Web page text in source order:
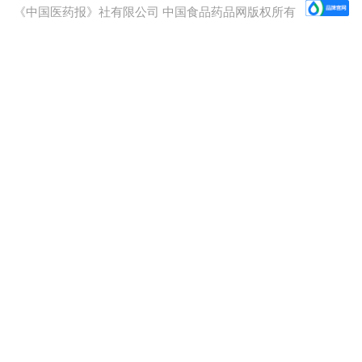
《中国医药报》社有限公司 中国食品药品网版权所有